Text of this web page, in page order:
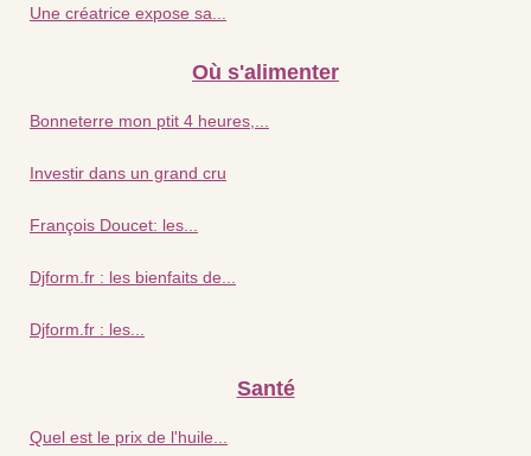
Une créatrice expose sa...
Où s'alimenter
Bonneterre mon ptit 4 heures,...
Investir dans un grand cru
François Doucet: les...
Djform.fr : les bienfaits de...
Djform.fr : les...
Santé
Quel est le prix de l'huile...